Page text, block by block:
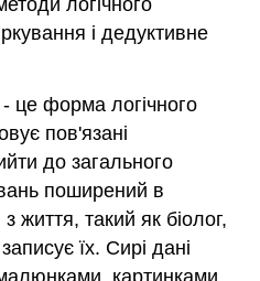
і дедуктивне
- це форма логічного
пов'язані
до загального
поширений в
життя, такий як біолог,
їх. Сирі дані
картинками,